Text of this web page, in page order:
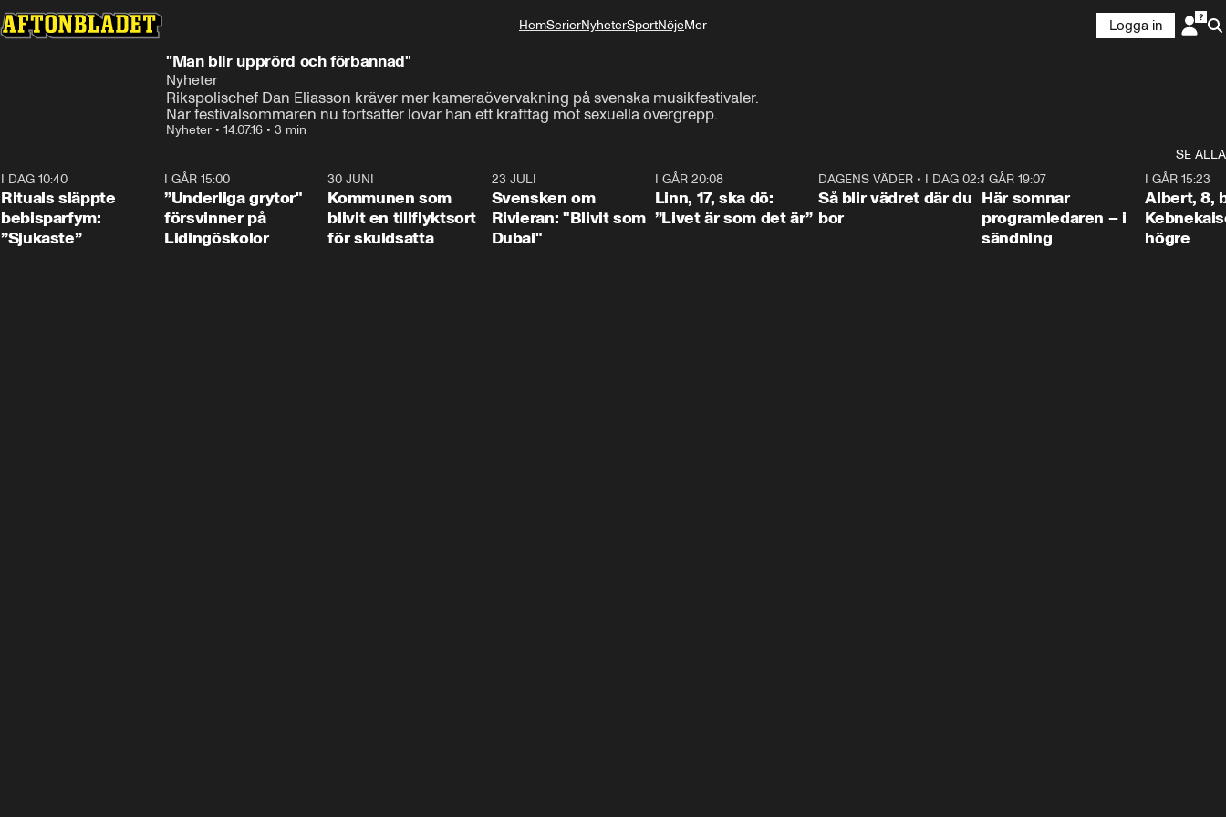
HemSerierNyheterSportNöjeMer
Logga in
"Man blir upprörd och förbannad"
Nyheter
Rikspolischef Dan Eliasson kräver mer kameraövervakning på svenska musikfestivaler.
När festivalsommaren nu fortsätter lovar han ett krafttag mot sexuella övergrepp.
Nyheter • 14.07.16 • 3 min
SE ALLA
I DAG 10:40
Rituals släppte
bebisparfym:
”Sjukaste”
1:07
I GÅR 15:00
”Underliga grytor"
försvinner på
Lidingöskolor
30 JUNI
Kommunen som
blivit en tillflyktsort
för skuldsatta
23 JULI
Svensken om
Rivieran: "Blivit som
Dubai"
I GÅR 20:08
Linn, 17, ska dö:
”Livet är som det är”
1:06
DAGENS VÄDER• I DAG 02:30
Så blir vädret där du
bor
I GÅR 19:07
Här somnar
programledaren – i
sändning
I GÅR 15:23
Albert, 8,
högre